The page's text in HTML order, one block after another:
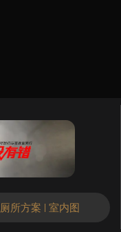
厕所方案 室内图